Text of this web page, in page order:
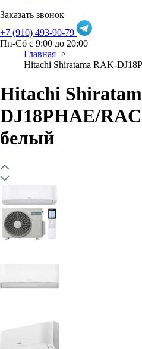
Заказать звонок
+7 (910) 493-90-79
Пн-Сб с 9:00 до 20:00
Главная
Hitachi Shiratama RAK-
Hitachi
DJ18PHAE/
белый